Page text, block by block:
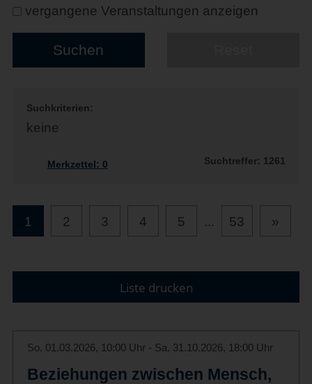
vergangene Veranstaltungen anzeigen
Suchkriterien:
keine
Merkzettel: 0 Suchtreffer: 1261
1 2 3 4 5 ... 53 »
Liste drucken
So. 01.03.2026, 10:00 Uhr - Sa. 31.10.2026, 18:00 Uhr
Beziehungen zwischen Mensch,